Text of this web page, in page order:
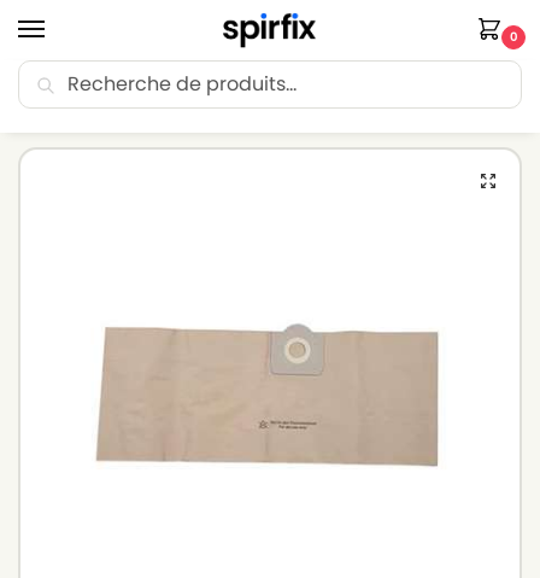
0
🚚 Livraison Point Relais offerte dès 30€ d’achat.